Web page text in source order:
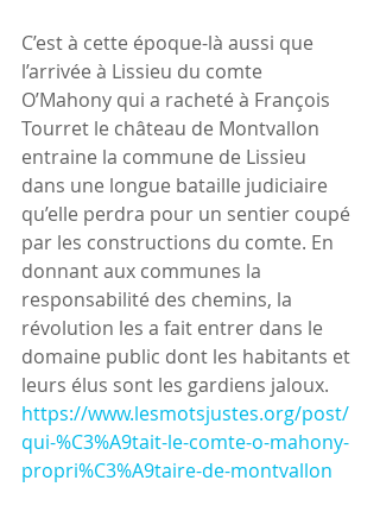
C’est à cette époque-là aussi que
l’arrivée à Lissieu du comte
O’Mahony qui a racheté à François
Tourret le château de Montvallon
entraine la commune de Lissieu
dans une longue bataille judiciaire
qu’elle perdra pour un sentier coupé
par les constructions du comte. En
donnant aux communes la
responsabilité des chemins, la
révolution les a fait entrer dans le
domaine public dont les habitants et
leurs élus sont les gardiens jaloux.
https://www.lesmotsjustes.org/post/
qui-%C3%A9tait-le-comte-o-mahony-
propri%C3%A9taire-de-montvallon